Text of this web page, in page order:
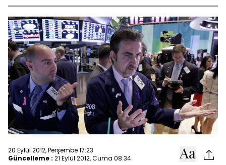
20 Eylül 2012, Perşembe 17:23
Güncelleme : 21 Eylül 2012, Cuma 08:34